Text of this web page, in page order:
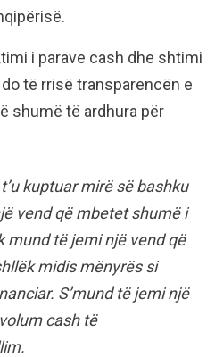
i parave cash dhe shtimi
të rrisë transparencën e
shumë të ardhura për
kuptuar mirë së bashku
vend që mbetet shumë i
mund të jemi një vend që
midis mënyrës si
S’mund të jemi një
cash të